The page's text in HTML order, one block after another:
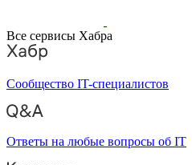
Все сервисы Хабра
Сообщество IT-специалистов
Ответы на любые вопросы об IT